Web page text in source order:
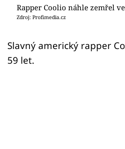
Přihlášení
Sledujte nás
Rapper Coolio náhle zemřel
Zdroj: Profimedia.cz
Slavný americký rapper
59 let.